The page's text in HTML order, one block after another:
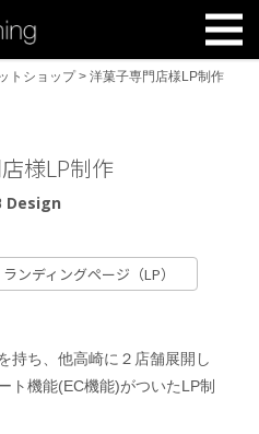
トショップ> 洋菓子専門店様LP制作
様LP制作
Design
ランディングページ（LP）
持ち、他高崎に２店舗展開し
ト機能(EC機能)がついたLP制